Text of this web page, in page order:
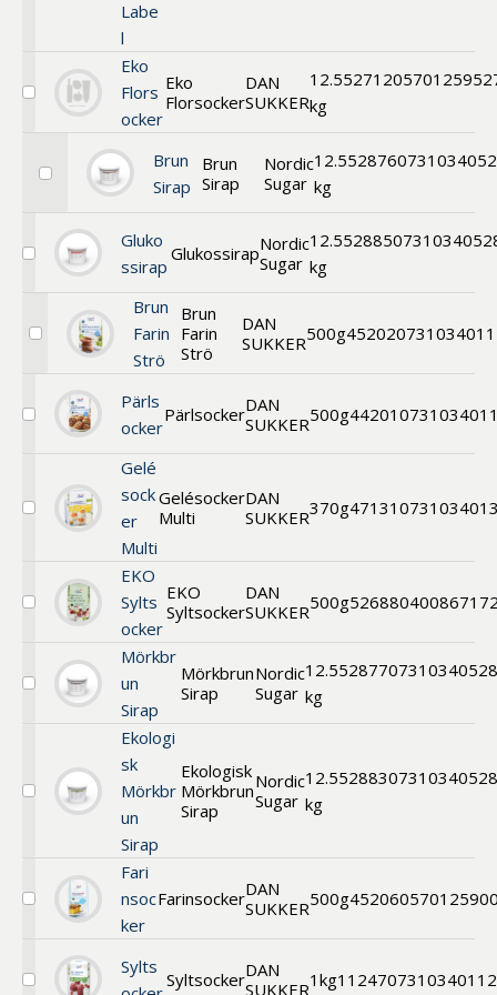
Labe
l
Välj
Florsocker
Eko
Flors
ocker
Eko
Florsocker
DAN
SUKKER
12.5
kg
52712
Välj
Sirap
Brun
Sirap
Brun
Sirap
Nordic
Sugar
12.5
kg
52876
Välj
Gluko
ssirap
GlukossirapNordic
Sugar
12.5
kg
52885
Välj
Farin
Brun
Farin
Strö
Brun
Farin
Strö
DAN
SUKKER500g45202
Välj
Pärls
ocker
PärlsockerDAN
SUKKER500g44201
Välj
Gelé
sock
er
Multi
Gelésocker
Multi
DAN
SUKKER370g47131
Välj
Syltsocker
EKO
Sylts
ocker
EKO
Syltsocker
DAN
SUKKER500g52688
Välj
Sirap
Mörkbr
un
Sirap
Mörkbrun
Sirap
Nordic
Sugar
12.5
kg
52877
Välj
Sirap
Ekologi
sk
Mörkbr
un
Sirap
Ekologisk
Mörkbrun
Sirap
Nordic
Sugar
12.5
kg
52883
Välj
Farin
Fari
nsoc
ker
FarinsockerDAN
SUKKER500g45206
Välj
Sylts
SyltsockerDAN
SUKKER1kg11247